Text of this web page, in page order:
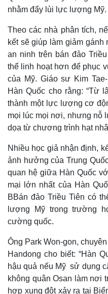
Kinh tế
Khởi nghiệp
nhằm đẩy lùi lực lượng Mỹ.
Theo các nhà phân tích,
kết sẽ giúp làm giảm gánh
an ninh trên bán đảo
thể linh hoạt hơn để phục
của Mỹ. Giáo sư Kim
Hàn Quốc cho rằng: “Từ
thành một lực lượng cơ
mọi lúc mọi nơi, nhưng nỗ
dọa từ chương trình hạt
Nhiều học giả nhận định,
ảnh hưởng của Trung
quan hệ giữa Hàn Quốc
mại lớn nhất của Hàn
BBán đảo Triều Tiên có
lượng Mỹ trong trường
cường quốc.
Ông Park Won-gon,
Handong cho biết: “Hàn
hậu quả nếu Mỹ sử dụng
không quân Osan làm nơi
hợp xung đột xảy ra tại